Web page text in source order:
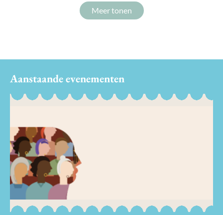
Meer tonen
Aanstaande evenementen